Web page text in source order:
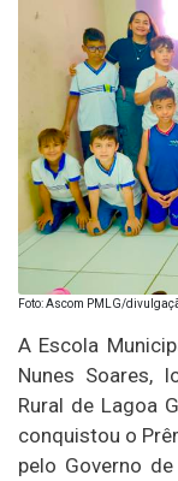
Foto: Ascom PMLG/
A Escola
Nunes Soares,
Rural de Lagoa
conquistou o
pelo Governo